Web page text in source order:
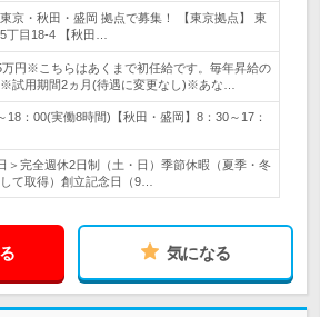
東京・秋田・盛岡 拠点で募集！ 【東京拠点】 東
丁目18-4 【秋田…
万円※こちらはあくまで初任給です。毎年昇給の
試用期間2ヵ月(待遇に変更なし)※あな…
18：00(実働8時間)【秋田・盛岡】8：30～17：
＞完全週休2日制（土・日）季節休暇（夏季・冬
て取得）創立記念日（9…
気になる